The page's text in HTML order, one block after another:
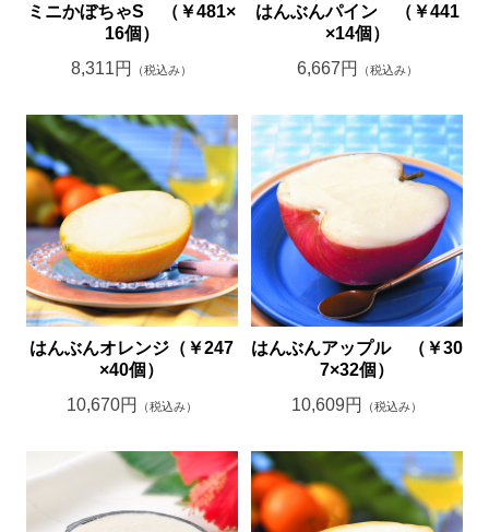
ミニかぼちゃS （￥481×
16個）
8,311円
（税込み）
はんぶんパイン （￥441
×14個）
6,667円
（税込み）
はんぶんオレンジ（￥247
×40個）
10,670円
（税込み）
はんぶんアップル （￥30
7×32個）
10,609円
（税込み）